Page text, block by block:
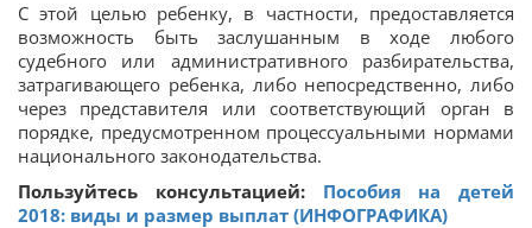
С этой целью ребенку, в частности, предоставляется
возможность быть заслушанным в ходе любого
судебного или административного разбирательства,
затрагивающего ребенка, либо непосредственно, либо
через представителя или соответствующий орган в
порядке, предусмотренном процессуальными нормами
национального законодательства.
Пользуйтесь консультацией: Пособия на детей
2018: виды и размер выплат (ИНФОГРАФИКА)